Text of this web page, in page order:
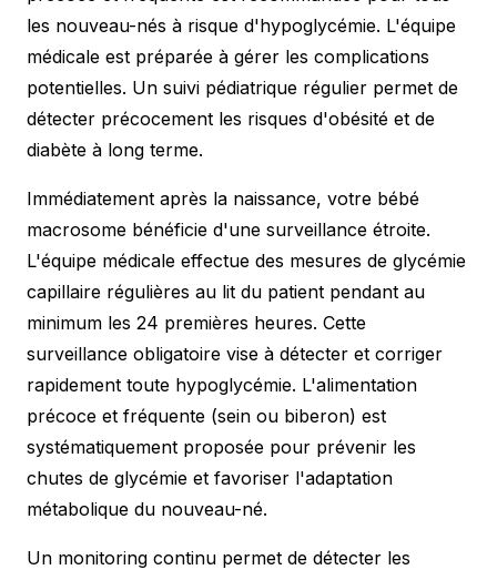
les nouveau-nés à risque d'hypoglycémie. L'équipe
médicale est préparée à gérer les complications
potentielles. Un suivi pédiatrique régulier permet de
détecter précocement les risques d'obésité et de
diabète à long terme.
Immédiatement après la naissance, votre bébé
macrosome bénéficie d'une surveillance étroite.
L'équipe médicale effectue des mesures de glycémie
capillaire régulières au lit du patient pendant au
minimum les 24 premières heures. Cette
surveillance obligatoire vise à détecter et corriger
rapidement toute hypoglycémie. L'alimentation
précoce et fréquente (sein ou biberon) est
systématiquement proposée pour prévenir les
chutes de glycémie et favoriser l'adaptation
métabolique du nouveau-né.
Un monitoring continu permet de détecter les